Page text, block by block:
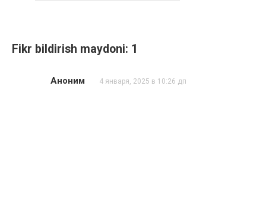
Fikr bildirish maydoni: 1
Аноним 4 января, 2025 в 10:26 дп